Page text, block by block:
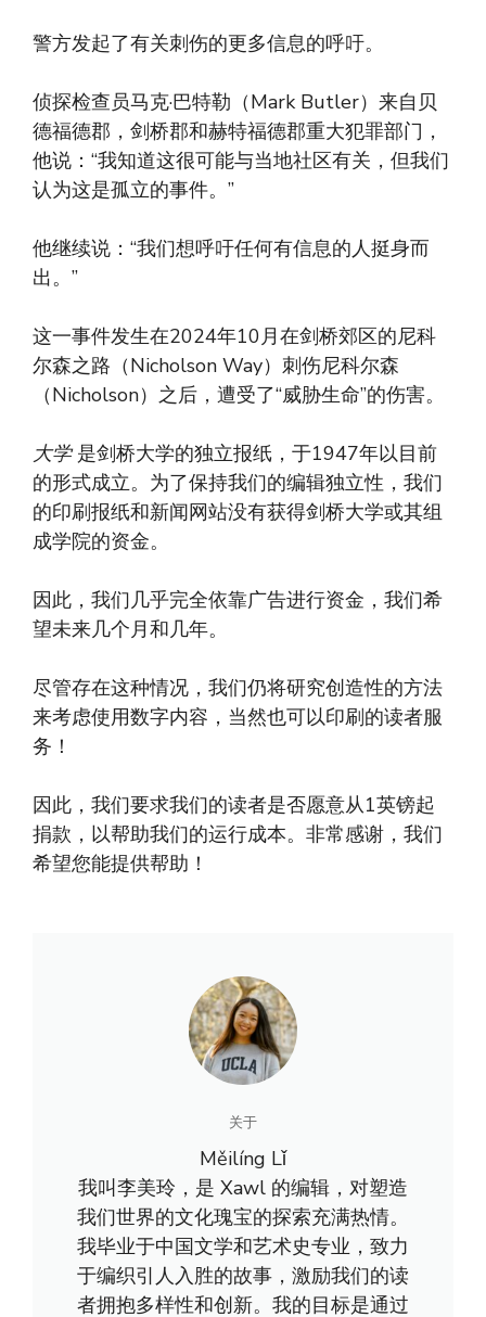
警方发起了有关刺伤的更多信息的呼吁。
侦探检查员马克·巴特勒（Mark Butler）来自贝
德福德郡，剑桥郡和赫特福德郡重大犯罪部门，
他说：“我知道这很可能与当地社区有关，但我们
认为这是孤立的事件。”
他继续说：“我们想呼吁任何有信息的人挺身而
出。”
这一事件发生在2024年10月在剑桥郊区的尼科
尔森之路（Nicholson Way）刺伤尼科尔森
（Nicholson）之后，遭受了“威胁生命”的伤害。
大学是剑桥大学的独立报纸，于1947年以目前
的形式成立。为了保持我们的编辑独立性，我们
的印刷报纸和新闻网站没有获得剑桥大学或其组
成学院的资金。
因此，我们几乎完全依靠广告进行资金，我们希
望未来几个月和几年。
尽管存在这种情况，我们仍将研究创造性的方法
来考虑使用数字内容，当然也可以印刷的读者服
务！
因此，我们要求我们的读者是否愿意从1英镑起
捐款，以帮助我们的运行成本。非常感谢，我们
希望您能提供帮助！
关于
Měilíng Lǐ
我叫李美玲，是 Xawl 的编辑，对塑造
我们世界的文化瑰宝的探索充满热情。
我毕业于中国文学和艺术史专业，致力
于编织引人入胜的故事，激励我们的读
者拥抱多样性和创新。我的目标是通过